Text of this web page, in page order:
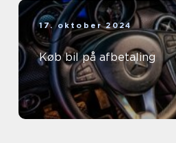
17. oktober 2024
Køb bil på afbetaling